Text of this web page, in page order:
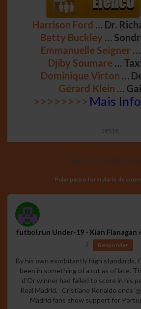
Harrison Ford … Dr.
Betty Buckley …
Emmanuelle Seigner …
Djiby Soumare …
Dominique Virton …
Gérard Klein …
>>>>>>>> Mais
teste
6
Pular para o formulário de
futbol.run Under-19 - Kian Flanagan
#
Responder
By his own exorbitantly high standards,
been in something of a rut as of late.
d’Or winner had failed to score in his
Real Madrid. Cristiano Ronaldo ends
Madrid fans show support for